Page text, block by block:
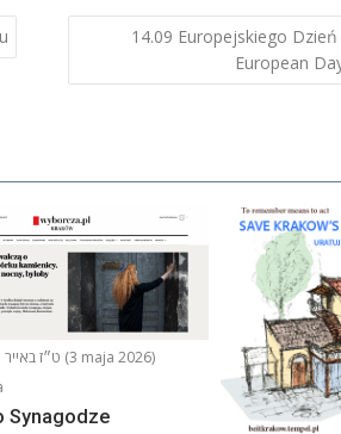
14.09 Europejskiego
European
ט״ז באייר ה׳תשפ״ו (3 maja 2026)
Synagodze